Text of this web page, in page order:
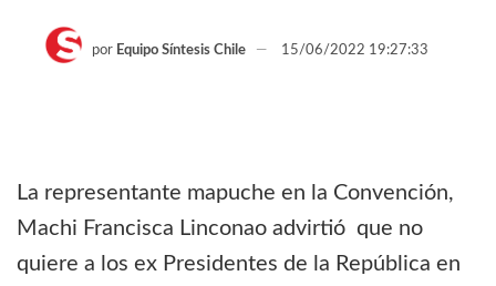
por Equipo Síntesis Chile 15/06/2022 19:27:33
La representante mapuche en la Convención,
Machi Francisca Linconao advirtió que no
quiere a los ex Presidentes de la República en